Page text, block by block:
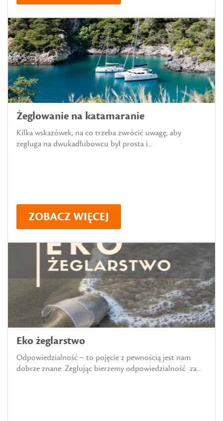
Żeglowanie na katamaranie
Kilka wskazówek, na co trzeba zwrócić uwagę, aby
żegluga na dwukadłubowcu był prosta i...
ZOBACZ WIĘCEJ
Eko żeglarstwo
Odpowiedzialność – to pojęcie z pewnością jest nam
dobrze znane. Żeglując bierzemy odpowiedzialność za...